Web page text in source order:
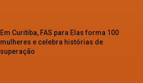
Em Curitiba, FAS para Elas forma 100
mulheres e celebra histórias de
superação